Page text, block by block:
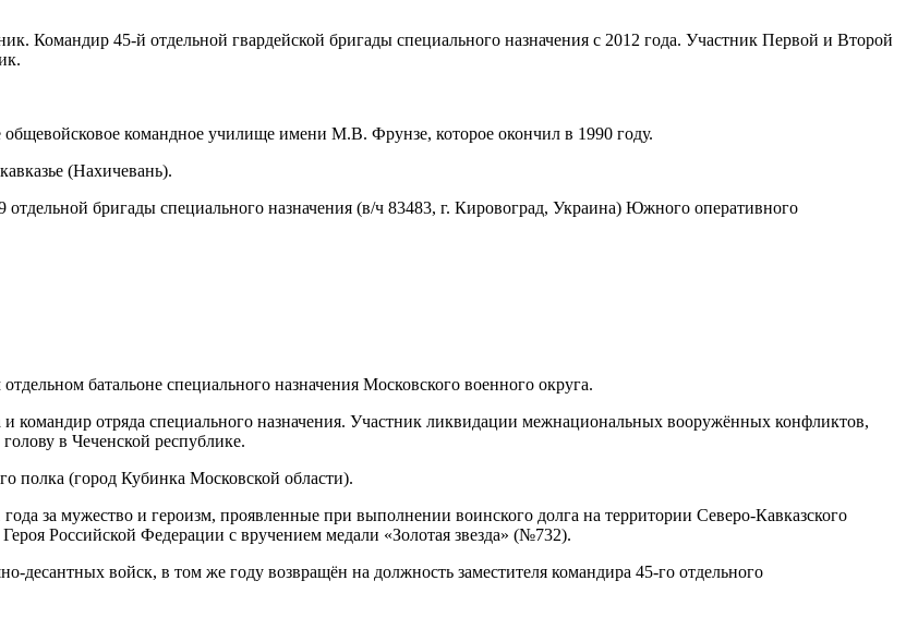
Командир 45-й отдельной гвардейской бригады специального назначения с 2012 года. Участник Первой и Второй
командное училище имени М.В. Фрунзе, которое окончил в 1990 году.
(Нахичевань).
бригады специального назначения (в/ч 83483, г. Кировоград, Украина) Южного оперативного
батальоне специального назначения Московского военного округа.
командир отряда специального назначения. Участник ликвидации межнациональных вооружённых конфликтов,
в Чеченской республике.
полка (город Кубинка Московской области).
за мужество и героизм, проявленные при выполнении воинского долга на территории Северо-Кавказского
Российской Федерации с вручением медали «Золотая звезда» (№732).
войск, в том же году возвращён на должность заместителя командира 45-го отдельного